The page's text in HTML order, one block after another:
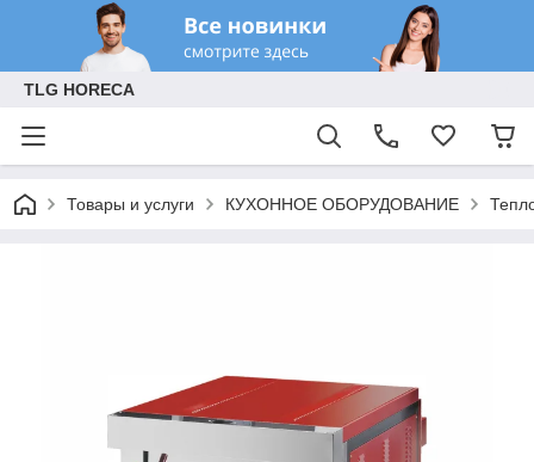
TLG HORECA
Товары и услуги КУХОННОЕ ОБОРУДОВАНИЕ